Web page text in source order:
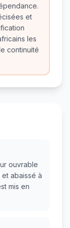
et
les
continuité
ouvrable
abaissé à
mis en